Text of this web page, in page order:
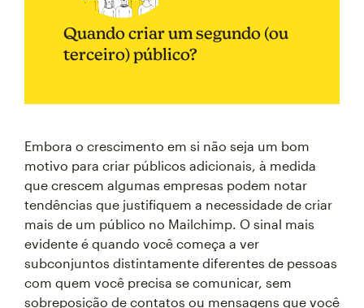
Quando criar um segundo (ou
terceiro) público?
Embora o crescimento em si não seja um bom
motivo para criar públicos adicionais, à medida
que crescem algumas empresas podem notar
tendências que justifiquem a necessidade de criar
mais de um público no Mailchimp. O sinal mais
evidente é quando você começa a ver
subconjuntos distintamente diferentes de pessoas
com quem você precisa se comunicar, sem
sobreposição de contatos ou mensagens que você